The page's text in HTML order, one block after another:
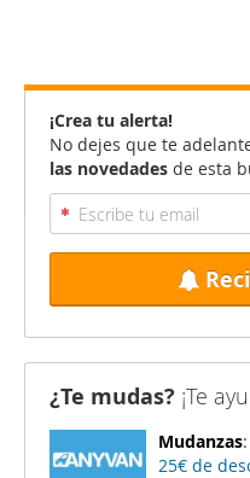
¡Crea tu alerta!
No dejes que te
las novedades de esta
¿Te mudas? ¡Te
Mudanzas:
25€ de